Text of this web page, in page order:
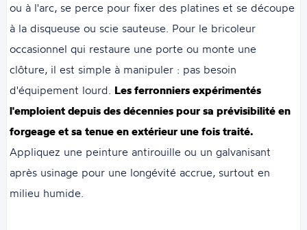
ou à l'arc, se perce pour fixer des platines et se découpe
à la disqueuse ou scie sauteuse. Pour le bricoleur
occasionnel qui restaure une porte ou monte une
clôture, il est simple à manipuler : pas besoin
d'équipement lourd. Les ferronniers expérimentés
l'emploient depuis des décennies pour sa prévisibilité en
forgeage et sa tenue en extérieur une fois traité.
Appliquez une peinture antirouille ou un galvanisant
après usinage pour une longévité accrue, surtout en
milieu humide.